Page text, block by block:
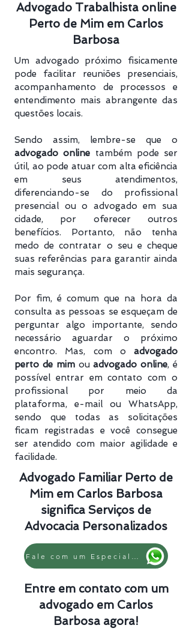
Advogado Trabalhista online
Perto de Mim em Carlos
Barbosa
Um advogado próximo fisicamente
pode facilitar reuniões presenciais,
acompanhamento de processos e
entendimento mais abrangente das
questões locais.
Sendo assim, lembre-se que o
advogado online também pode ser
útil, ao pode atuar com alta eficiência
em seus atendimentos,
diferenciando-se do profissional
presencial ou o advogado em sua
cidade, por oferecer outros
benefícios. Portanto, não tenha
medo de contratar o seu e cheque
suas referências para garantir ainda
mais segurança.
Por fim, é comum que na hora da
consulta as pessoas se esqueçam de
perguntar algo importante, sendo
necessário aguardar o próximo
encontro. Mas, com o advogado
perto de mim ouadvogado online, é
possível entrar em contato com o
profissional por meio da
plataforma, e-mail ou WhatsApp,
sendo que todas as solicitações
ficam registradas e você consegue
ser atendido com maior agilidade e
facilidade.
Advogado Familiar Perto de
Mim em Carlos Barbosa
significa Serviços de
Advocacia Personalizados
Entre em contato com um
advogado em Carlos
Barbosa agora!